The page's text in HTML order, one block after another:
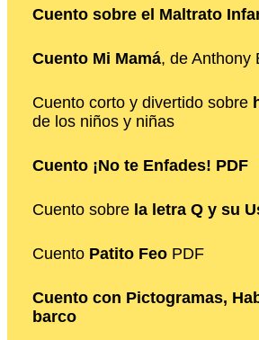
Cuento sobre el Maltrato
Cuento Mi Mamá, de Anthony
Cuento corto y divertido sobre
de los niños y niñas
Cuento ¡No te Enfades! PDF
Cuento sobre la letra Q y su
Cuento Patito Feo PDF
Cuento con Pictogramas,
barco